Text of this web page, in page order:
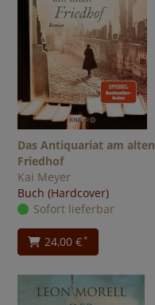
Das Antiquariat am alten
Friedhof
Kai Meyer
Buch (Hardcover)
Sofort lieferbar
24,00 €*